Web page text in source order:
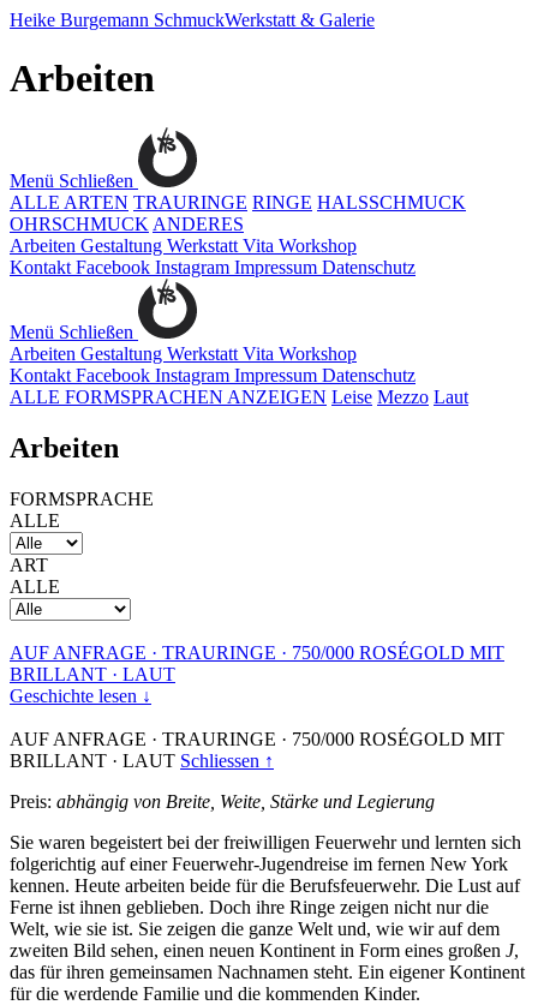
Heike Burgemann SchmuckWerkstatt & Galerie
Arbeiten
Menü Schließen
ALLE ARTEN TRAURINGE RINGE HALSSCHMUCK
OHRSCHMUCK ANDERES
Arbeiten Gestaltung Werkstatt Vita Workshop
Kontakt Facebook Instagram Impressum Datenschutz
Menü Schließen
Arbeiten Gestaltung Werkstatt Vita Workshop
Kontakt Facebook Instagram Impressum Datenschutz
ALLE FORMSPRACHEN ANZEIGEN Leise Mezzo Laut
Arbeiten
FORMSPRACHE
ALLE
ART
ALLE
AUF ANFRAGE · TRAURINGE · 750/000 ROSÉGOLD MIT
BRILLANT · LAUT
Geschichte lesen ↓
AUF ANFRAGE · TRAURINGE · 750/000 ROSÉGOLD MIT
BRILLANT · LAUT Schliessen ↑
Preis: abhängig von Breite, Weite, Stärke und Legierung
Sie waren begeistert bei der freiwilligen Feuerwehr und lernten sich
folgerichtig auf einer Feuerwehr-Jugendreise im fernen New York
kennen. Heute arbeiten beide für die Berufsfeuerwehr. Die Lust auf
Ferne ist ihnen geblieben. Doch ihre Ringe zeigen nicht nur die
Welt, wie sie ist. Sie zeigen die ganze Welt und, wie wir auf dem
zweiten Bild sehen, einen neuen Kontinent in Form eines großen J,
das für ihren gemeinsamen Nachnamen steht. Ein eigener Kontinent
für die werdende Familie und die kommenden Kinder.